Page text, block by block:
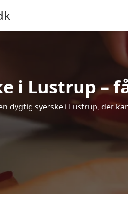
i Lustrup –
dygtig syerske i Lustrup, der